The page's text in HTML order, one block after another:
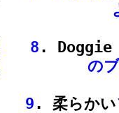
8 . Doggie
の
9 . 柔らかい